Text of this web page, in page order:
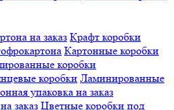
на заказ Крафт коробки
Картонные коробки
коробки
коробки Ламинированные
упаковка на заказ
заказ Цветные коробки под